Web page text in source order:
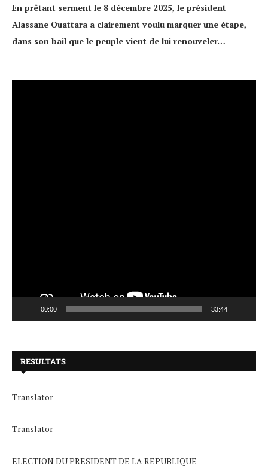
En prêtant serment le 8 décembre 2025, le président
Alassane Ouattara a clairement voulu marquer une étape,
dans son bail que le peuple vient de lui renouveler…
00:00 33:44
RESULTATS
Translator
Translator
ELECTION DU PRESIDENT DE LA REPUBLIQUE